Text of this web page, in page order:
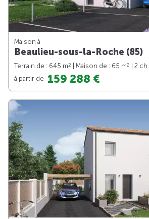
Maison à
Beaulieu-sous-la-Roche (85)
Terrain de : 645 m2 | Maison de : 65 m2
| 2 ch.
à partir de 159 288 €